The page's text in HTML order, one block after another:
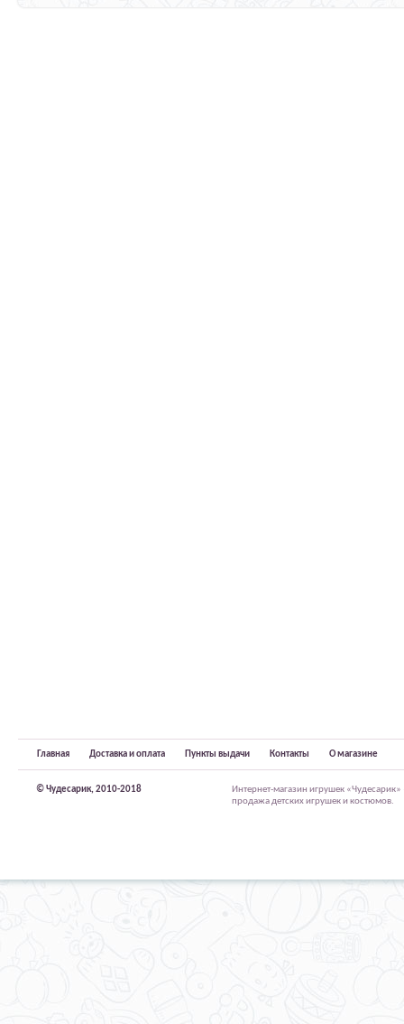
Главная Доставка и оплата Пункты выдачи Контакты О магазине
© Чудесарик, 2010-2018
Интернет-магазин игрушек
продажа детских игрушек и костюмов.